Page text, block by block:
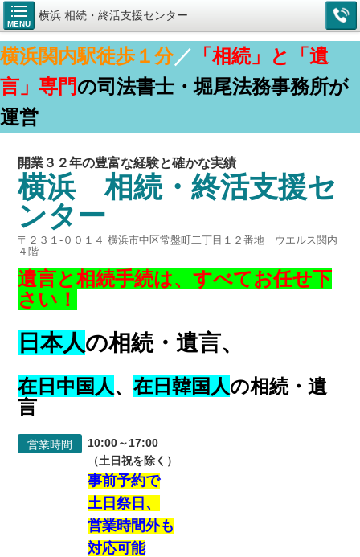
MENU
横浜 相続・終活支援センター
横浜関内駅徒歩１分／ 「相続」と「遺
言」専門の司法書士・堀尾法務事務所が
運営
開業３２年の豊富な経験と確かな実績
横浜 相続・終活支援セ
ンター
〒２３１-００１４ 横浜市中区常盤町二丁目１２番地 ウエルス関内
４階
遺言と相続手続は、すべてお任せ下
さい！
日本人の相続・遺言、
在日中国人、在日韓国人の相続・遺
言
営業時間
10:00～17:00
（土日祝を除く）
事前予約で
土日祭日、
営業時間外も
対応可能